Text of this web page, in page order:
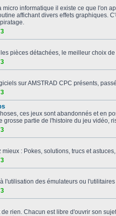
micro informatique il existe ce que l'on
affichant divers effets graphiques.
pièces détachées, le meilleur choix
sur AMSTRAD CPC présents,
ces jeux sont abandonnés et en
grosse partie de l'histoire du jeu vidéo,
mieux : Pokes, solutions, trucs et
l'utilisation des émulateurs ou
de rien. Chacun est libre d'ouvrir son